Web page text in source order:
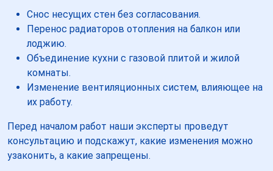
Снос несущих стен без согласования.
Перенос радиаторов отопления на балкон или
лоджию.
Объединение кухни с газовой плитой и жилой
комнаты.
Изменение вентиляционных систем, влияющее на
их работу.
Перед началом работ наши эксперты проведут
консультацию и подскажут, какие изменения можно
узаконить, а какие запрещены.